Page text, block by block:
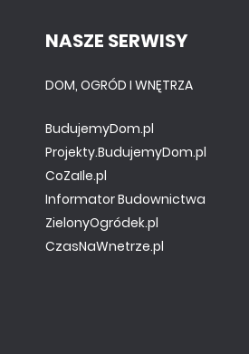
NASZE SERWISY
DOM, OGRÓD I WNĘTRZA
BudujemyDom.pl
Projekty.BudujemyDom.pl
CoZaIle.pl
Informator Budownictwa
ZielonyOgródek.pl
CzasNaWnetrze.pl